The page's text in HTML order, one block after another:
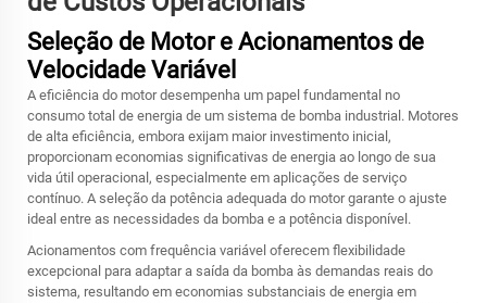
Seleção de Motor e Acionamentos de
Velocidade Variável
A eficiência do motor desempenha um papel fundamental no
consumo total de energia de um sistema de bomba industrial. Motores
de alta eficiência, embora exijam maior investimento inicial,
proporcionam economias significativas de energia ao longo de sua
vida útil operacional, especialmente em aplicações de serviço
contínuo. A seleção da potência adequada do motor garante o ajuste
ideal entre as necessidades da bomba e a potência disponível.
Acionamentos com frequência variável oferecem flexibilidade
excepcional para adaptar a saída da bomba às demandas reais do
sistema, resultando em economias substanciais de energia em